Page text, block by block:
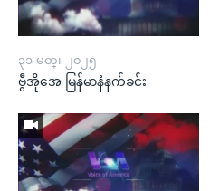
၃၁ မတ္၊ ၂၀၂၅
ဗွီအိုအေ မြန်မာနံနက်ခင်း